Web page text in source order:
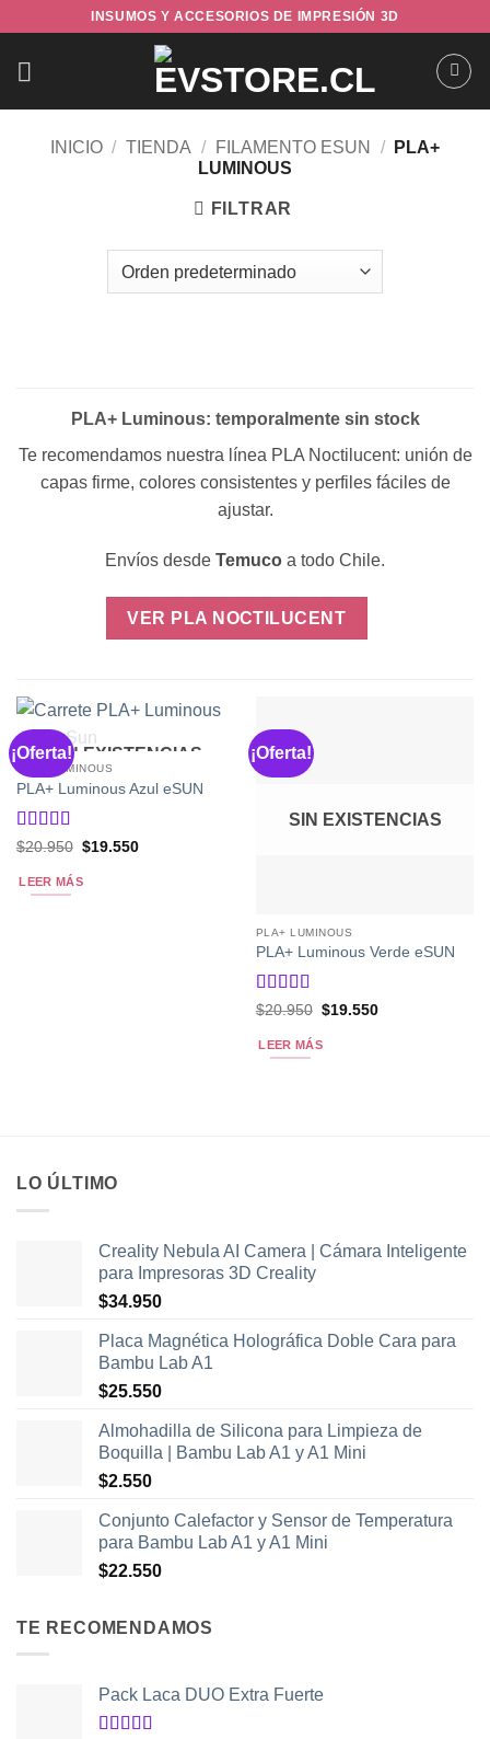
contenido
INSUMOS Y ACCESORIOS DE IMPRESIÓN 3D
INICIO / TIENDA / FILAMENTO ESUN /
PLA+
LUMINOUS
FILTRAR
PLA+ Luminous: temporalmente sin stock
Te recomendamos nuestra línea PLA Noctilucent: unión de
capas firme, colores consistentes y perfiles fáciles de
ajustar.
Envíos desde Temuco a todo Chile.
VER PLA NOCTILUCENT
¡Oferta!SIN EXISTENCIAS
PLA+ LUMINOUS
PLA+ Luminous Azul eSUN
Valorado
$20.950 El
original
era:
$19.550El
LEER MÁS
¡Oferta!
SIN EXISTENCIAS
PLA+ LUMINOUS
PLA+ Luminous Verde eSUN
Valorado
$20.950 El
original
era:
$19.550El
LEER MÁS
LO ÚLTIMO
Creality Nebula AI Camera | Cámara Inteligente
para Impresoras 3D Creality
$34.950
Placa Magnética Holográfica Doble Cara para
Bambu Lab A1
$25.550
Almohadilla de Silicona para Limpieza de
Boquilla | Bambu Lab A1 y A1 Mini
$2.550
Conjunto Calefactor y Sensor de Temperatura
para Bambu Lab A1 y A1 Mini
$22.550
TE RECOMENDAMOS
Pack Laca DUO Extra Fuerte